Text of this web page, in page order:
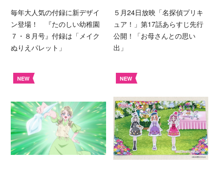
毎年大人気の付録に新デザイ
ン登場！ 『たのしい幼稚園
７・８月号』付録は「メイク
ぬりえパレット」
５月24日放映「名探偵プリキ
ュア！」第17話あらすじ先行
公開！「お母さんとの思い
出」
NEW NEW